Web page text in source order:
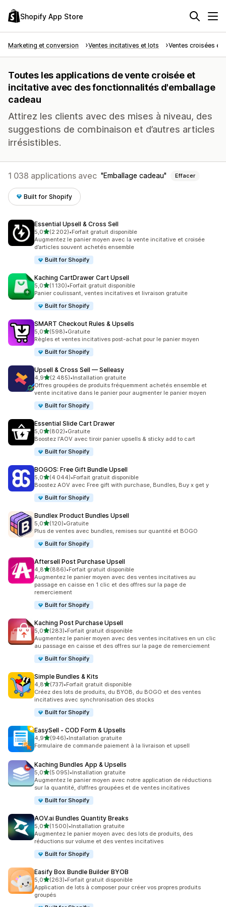
Shopify App Store
Marketing et conversion Ventes incitatives et lots Ventes croisées et
Toutes les applications de vente croisée et
incitative avec des fonctionnalités d'emballage
cadeau
Attirez les clients avec des mises à niveau, des
suggestions de combinaison et d’autres articles
irrésistibles.
1 038 applications avec Emballage cadeau Effacer
Built for Shopify
Essential Upsell & Cross Sell
5,0étoile(s) sur 5
(2 202)
2202 avis au total
•Forfait gratuit disponible
Augmentez le panier moyen avec la vente incitative et croisée
d’articles souvent achetés ensemble
Built for Shopify
Kaching CartDrawer Cart Upsell
5,0étoile(s) sur 5
(1 130)
1130 avis au total
•Forfait gratuit disponible
Panier coulissant, ventes incitatives et livraison gratuite
Built for Shopify
SMART Checkout Rules & Upsells
5,0étoile(s) sur 5
(598)
598 avis au total
•Gratuite
Règles et ventes incitatives post-achat pour le panier moyen
Built for Shopify
Upsell & Cross Sell — Selleasy
4,9étoile(s) sur 5
(2 485)
2485 avis au total
•Installation gratuite
Offres groupées de produits fréquemment achetés ensemble et
vente incitative dans le panier pour augmenter le panier moyen
Built for Shopify
Essential Slide Cart Drawer
5,0étoile(s) sur 5
(802)
802 avis au total
•Gratuite
Boostez l'AOV avec tiroir panier upsells & sticky add to cart
Built for Shopify
BOGOS: Free Gift Bundle Upsell
5,0étoile(s) sur 5
(4 044)
4044 avis au total
•Forfait gratuit disponible
Boostez AOV avec Free gift with purchase, Bundles, Buy x get y
Built for Shopify
Bundlex Product Bundles Upsell
5,0étoile(s) sur 5
(120)
120 avis au total
•Gratuite
Plus de ventes avec bundles, remises sur quantité et BOGO
Built for Shopify
Aftersell Post Purchase Upsell
4,8étoile(s) sur 5
(886)
886 avis au total
•Forfait gratuit disponible
Augmentez le panier moyen avec des ventes incitatives au
passage en caisse en 1 clic et des offres sur la page de
remerciement
Built for Shopify
Kaching Post Purchase Upsell
5,0étoile(s) sur 5
(283)
283 avis au total
•Forfait gratuit disponible
Augmentez le panier moyen avec des ventes incitatives en un clic
au passage en caisse et des offres sur la page de remerciement
Built for Shopify
Simple Bundles & Kits
4,8étoile(s) sur 5
(737)
737 avis au total
•Forfait gratuit disponible
Créez des lots de produits, du BYOB, du BOGO et des ventes
incitatives avec synchronisation des stocks
Built for Shopify
EasySell ‑ COD Form & Upsells
4,9étoile(s) sur 5
(946)
946 avis au total
•Installation gratuite
Formulaire de commande paiement à la livraison et upsell
Kaching Bundles App & Upsells
5,0étoile(s) sur 5
(5 095)
5095 avis au total
•Installation gratuite
Augmentez le panier moyen avec notre application de réductions
sur la quantité, d’offres groupées et de ventes incitatives
Built for Shopify
AOV.ai Bundles Quantity Breaks
5,0étoile(s) sur 5
(1 500)
1500 avis au total
•Installation gratuite
Augmentez le panier moyen avec des lots de produits, des
réductions sur volume et des ventes incitatives
Built for Shopify
Easify Box Bundle Builder BYOB
5,0étoile(s) sur 5
(263)
263 avis au total
•Forfait gratuit disponible
Application de lots à composer pour créer vos propres produits
groupés